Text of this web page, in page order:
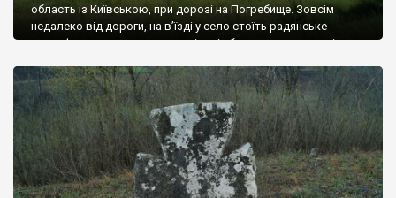
область із Київською, при дорозі на Погребище. Зовсім
недалеко від дороги, на в’їзді у село стоїть радянське
рельєфне пано, яке показує жінку і яблуню, а трохи далі, десь
не видно, але видно дві стареньких колії у траві – […]